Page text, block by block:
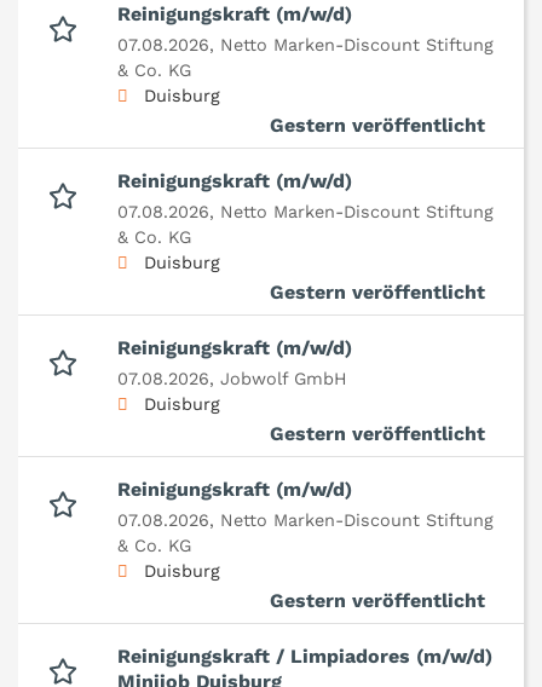
Reinigungskraft (m/w/d)
07.08.2026, Netto Marken-Discount Stiftung
& Co. KG
Duisburg
Gestern veröffentlicht
Reinigungskraft (m/w/d)
07.08.2026, Netto Marken-Discount Stiftung
& Co. KG
Duisburg
Gestern veröffentlicht
Reinigungskraft (m/w/d)
07.08.2026, Jobwolf GmbH
Duisburg
Gestern veröffentlicht
Reinigungskraft (m/w/d)
07.08.2026, Netto Marken-Discount Stiftung
& Co. KG
Duisburg
Gestern veröffentlicht
Reinigungskraft / Limpiadores (m/w/d)
Minijob Duisburg